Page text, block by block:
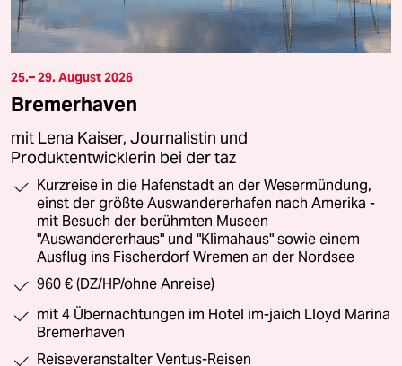
25.– 29. August 2026
Bremerhaven
mit Lena Kaiser, Journalistin und
Produktentwicklerin bei der taz
Kurzreise in die Hafenstadt an der Wesermündung,
einst der größte Auswandererhafen nach Amerika -
mit Besuch der berühmten Museen
"Auswandererhaus" und "Klimahaus" sowie einem
Ausflug ins Fischerdorf Wremen an der Nordsee
960 € (DZ/HP/ohne Anreise)
mit 4 Übernachtungen im Hotel im-jaich Lloyd Marina
Bremerhaven
Reiseveranstalter Ventus-Reisen